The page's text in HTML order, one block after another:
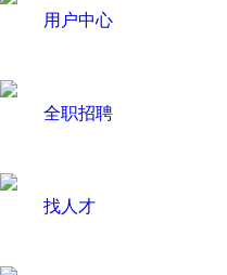
用户中心
全职招聘
找人才